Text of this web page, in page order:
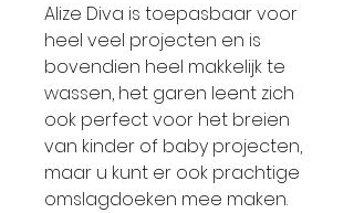
Alize Diva is toepasbaar voor
heel veel projecten en is
bovendien heel makkelijk te
wassen, het garen leent zich
ook perfect voor het breien
van kinder of baby projecten,
maar u kunt er ook prachtige
omslagdoeken mee maken.